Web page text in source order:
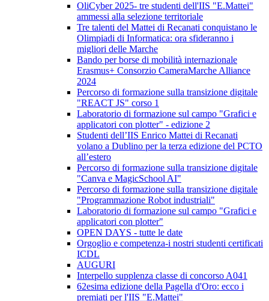
OliCyber 2025- tre studenti dell'IIS "E.Mattei"
ammessi alla selezione territoriale
Tre talenti del Mattei di Recanati conquistano le
Olimpiadi di Informatica: ora sfideranno i
migliori delle Marche
Bando per borse di mobilità internazionale
Erasmus+ Consorzio CameraMarche Alliance
2024
Percorso di formazione sulla transizione digitale
"REACT JS" corso 1
Laboratorio di formazione sul campo "Grafici e
applicatori con plotter" - edizione 2
Studenti dell’IIS Enrico Mattei di Recanati
volano a Dublino per la terza edizione del PCTO
all’estero
Percorso di formazione sulla transizione digitale
"Canva e MagicSchool AI"
Percorso di formazione sulla transizione digitale
"Programmazione Robot industriali"
Laboratorio di formazione sul campo "Grafici e
applicatori con plotter"
OPEN DAYS - tutte le date
Orgoglio e competenza-i nostri studenti certificati
ICDL
AUGURI
Interpello supplenza classe di concorso A041
62esima edizione della Pagella d'Oro: ecco i
premiati per l'IIS "E.Mattei"